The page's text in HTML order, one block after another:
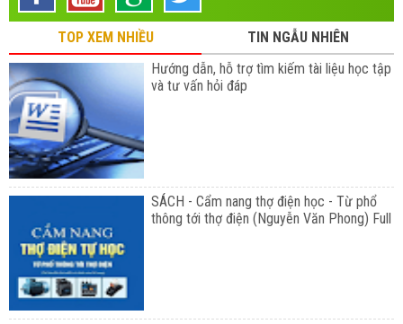
TOP XEM NHIỀU
TIN NGẪU NHIÊN
Hướng dẫn, hỗ trợ tìm kiếm tài liệu học tập
và tư vấn hỏi đáp
SÁCH - Cẩm nang thợ điện học - Từ phổ
thông tới thợ điện (Nguyễn Văn Phong) Full